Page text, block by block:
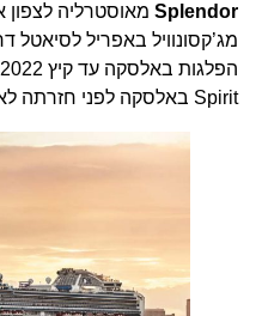
Splendorמאוסטרליה לצפון
מג’קסונוויל באפריל לסיאטל
Spirit באלסקה לפני חזרתה לאוסטרליה, בסוף הקיץ.